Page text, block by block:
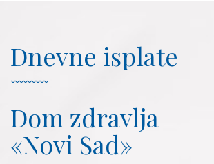
Dnevne isplate
Dom zdravlja
«Novi Sad»